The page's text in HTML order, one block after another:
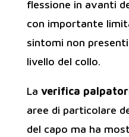
flessione in avanti
con importante
sintomi non
livello del collo.
La verifica
aree di particolare
del capo ma ha